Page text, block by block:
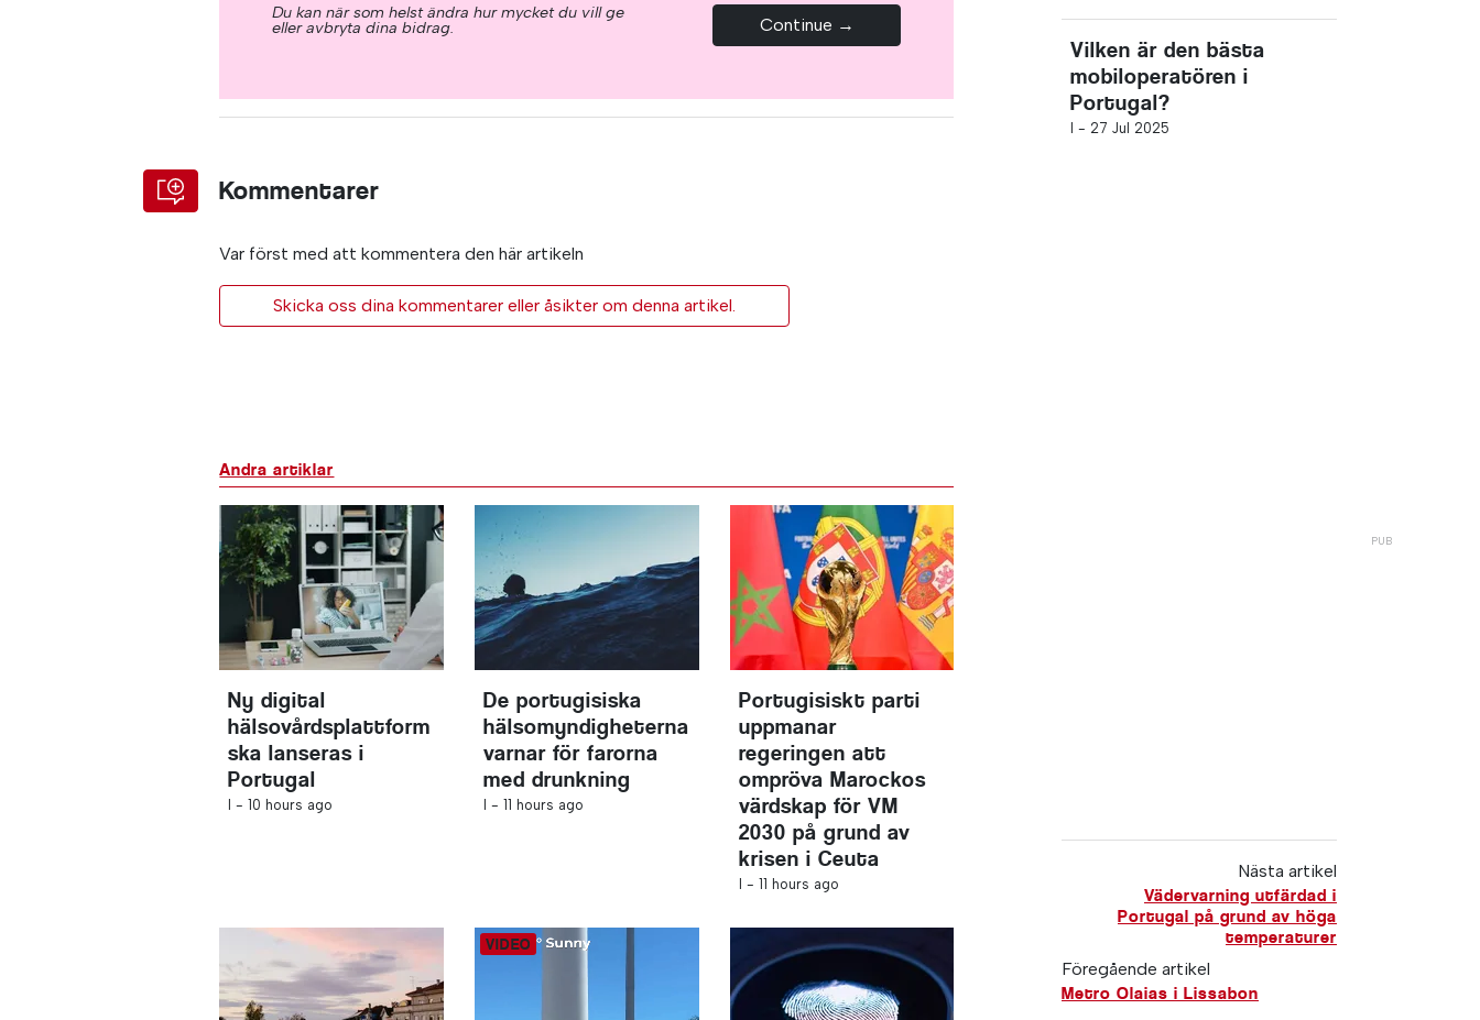
Du kan när som helst ändra hur mycket du vill ge
eller avbryta dina bidrag. Continue →
Kommentarer
Var först med att kommentera den här artikeln
Skicka oss dina kommentarer eller åsikter om denna artikel.
Vilken är den bästa
mobiloperatören i
Portugal?
I - 27 Jul 2025
Andra artiklar
Ny digital
hälsovårdsplattform
ska lanseras i
Portugal
I -10 hours ago
De portugisiska
hälsomyndigheterna
varnar för farorna
med drunkning
I -11 hours ago
Portugisiskt parti
uppmanar
regeringen att
ompröva Marockos
värdskap för VM
2030 på grund av
krisen i Ceuta
I - 11 hours ago
Nästa artikel
Vädervarning utfärdad i
Portugal på grund av höga
temperaturer
Föregående artikel
Metro Olaias i Lissabon